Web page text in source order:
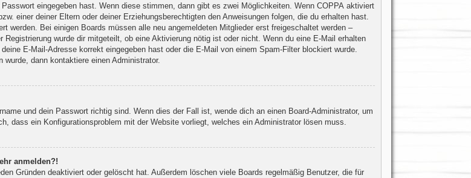
eingegeben hast. Wenn diese stimmen, dann gibt es zwei Möglichkeiten. Wenn COPPA aktiviert
einer deiner Eltern oder deiner Erziehungsberechtigten den Anweisungen folgen, die du erhalten hast.
Bei einigen Boards müssen alle neu angemeldeten Mitglieder erst freigeschaltet werden –
wurde dir mitgeteilt, ob eine Aktivierung nötig ist oder nicht. Wenn du eine E-Mail erhalten
E-Mail-Adresse korrekt eingegeben hast oder die E-Mail von einem Spam-Filter blockiert wurde.
dann kontaktiere einen Administrator.
und dein Passwort richtig sind. Wenn dies der Fall ist, wende dich an einen Board-Administrator, um
dass ein Konfigurationsproblem mit der Website vorliegt, welches ein Administrator lösen muss.
anmelden?!
Gründen deaktiviert oder gelöscht hat. Außerdem löschen viele Boards regelmäßig Benutzer, die für